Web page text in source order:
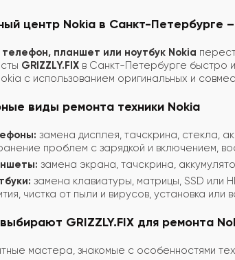
центр Nokia в Санкт-Петербурге –
телефон, планшет или ноутбук Nokia
GRIZZLY.FIX в Санкт-Петербурге быстро
с использованием оригинальных и
виды ремонта техники Nokia
замена дисплея, тачскрина, стекла,
проблем с зарядкой и включением,
замена экрана, тачскрина,
замена клавиатуры, матрицы, SSD или
чистка от пыли и вирусов, установка
GRIZZLY.FIX для ремонта
мастера, знакомые с особенностями